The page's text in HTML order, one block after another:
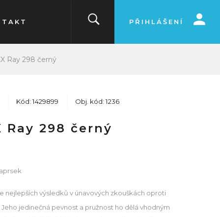
PŘIHLÁŠENÍ
Ray 298 černý
Kód: 1429899 Obj. kód: 1236
Ray 298 černý
nejlepších výsledků v únavových zkouškách oproti
jedinečná pevnost a pružnost ho dělá vhodným